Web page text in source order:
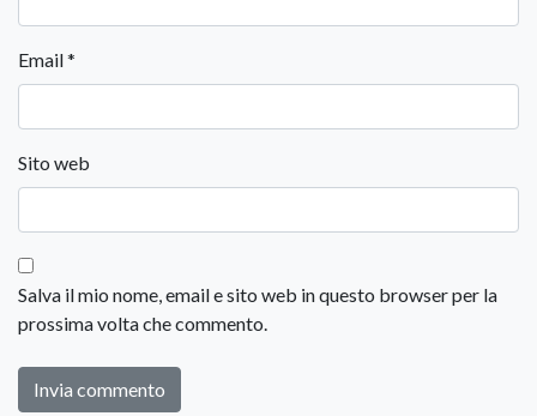
Email*
Sito web
Salva il mio nome, email e sito web in questo browser per la
prossima volta che commento.